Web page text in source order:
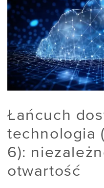
Łańcuch
technologia
6):
otwartość